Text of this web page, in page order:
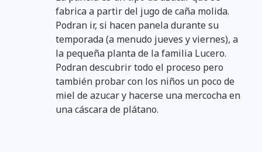
fabrica a partir del jugo de caña molida.
Podran ir, si hacen panela durante su
temporada (a menudo jueves y viernes), a
la pequeña planta de la familia Lucero.
Podran descubrir todo el proceso pero
también probar con los niños un poco de
miel de azucar y hacerse una mercocha en
una cáscara de plátano.